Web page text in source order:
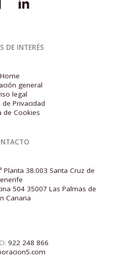
DE INTERÉS
Home
general
legal
de Privacidad
de Cookies
Planta 38.003 Santa Cruz de
504 35007 Las Palmas de
Canaria
922 248 866